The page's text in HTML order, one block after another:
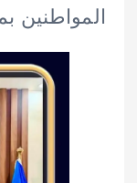
بمحافظة